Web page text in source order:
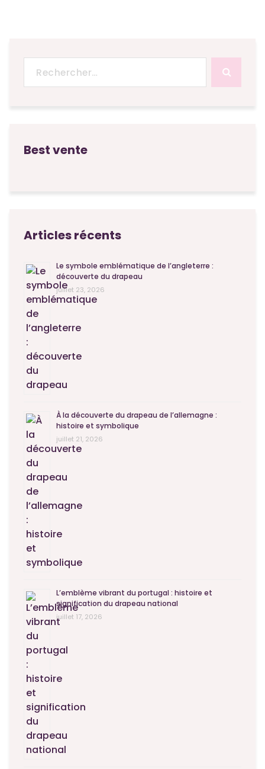
pour :
Best vente
Articles récents
Le symbole emblématique de l’angleterre :
découverte du drapeau
juillet 23, 2026
À la découverte du drapeau de l’allemagne :
histoire et symbolique
juillet 21, 2026
L’emblème vibrant du portugal : histoire et
signification du drapeau national
juillet 17, 2026